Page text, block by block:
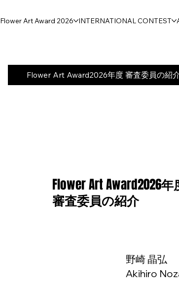
Flower Art Award 2026 INTERNATIONAL CONTEST
Flower Art Award2026年度 ​審査委員の紹
Flower Art Award2026年
​審査委員の紹介
野崎 晶弘
Akihiro